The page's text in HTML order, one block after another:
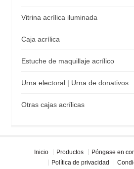
Vitrina acrílica iluminada
Caja acrílica
Estuche de maquillaje acrílico
Urna electoral | Urna de donativos
Otras cajas acrílicas
Inicio Productos
Póngase en
Política de privacidad